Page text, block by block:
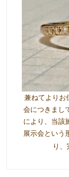
兼ねてよりお
会につきまし
により、当該
展示会という
り